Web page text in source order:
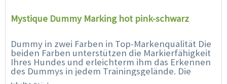
Mystique Dummy Marking hot pink-schwarz
Dummy in zwei Farben in Top-Markenqualität Die
beiden Farben unterstützen die Markierfähigkeit
Ihres Hundes und erleichterm ihm das Erkennen
des Dummys in jedem Trainingsgelände. Die
spezielle Füllung und...